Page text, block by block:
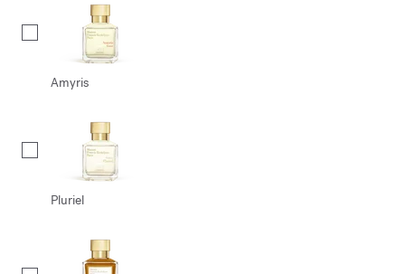
Amyris
Pluriel